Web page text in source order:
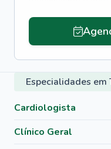
Especialidades em
Cardiologista
Clínico Geral